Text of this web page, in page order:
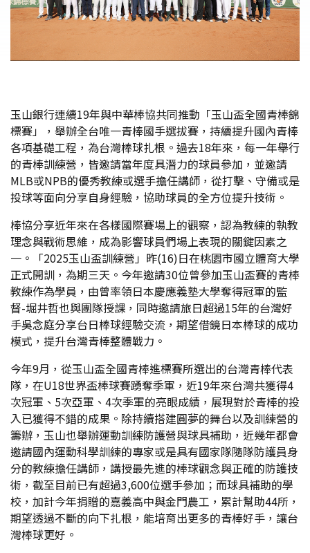
玉山銀行連續19年與中華棒協共同推動「玉山盃全國青棒錦
標賽」，舉辦全台唯一青棒國手選拔賽，持續提升國內青棒
各項基礎工程，為台灣棒球扎根。過去18年來，每一年舉行
的青棒訓練營，皆邀請當年度具潛力的球員參加，並邀請
MLB或NPB的優秀教練或選手擔任講師，從打擊、守備或是
投球等面向分享自身經驗，協助球員的全方位提升技術。
棒協分享近年來在各樣國際賽場上的觀察，認為教練的執教
理念與戰術思維，成為影響球員們場上表現的關鍵因素之
一。「2025玉山盃訓練營」昨(16)日在桃園市國立體育大學
正式開訓，為期三天。今年邀請30位曾參加玉山盃賽的青棒
教練作為學員，由曾率領日本慶應義塾大學奪得冠軍的監
督-堀井哲也與團隊授課，同時邀請旅日超過15年的台灣好
手吳念庭分享台日棒球經驗交流，期望借鏡日本棒球的成功
模式，提升台灣青棒整體戰力。
今年9月，從玉山盃全國青棒進標賽所選出的台灣青棒代表
隊，在U18世界盃棒球賽踴奪季軍，近19年來台灣共獲得4
次冠軍、5次亞軍、4次季軍的亮眼成績，展現對於青棒的投
入已獲得不錯的成果。除持續搭建圓夢的舞台以及訓練營的
籌辦，玉山也舉辦運動訓練防護營與球具補助，近幾年都會
邀請國內運動科學訓練的專家或是具有國家隊隨隊防護員身
分的教練擔任講師，講授最先進的棒球觀念與正確的防護技
術，截至目前已有超過3,600位選手參加；而球具補助的學
校，加計今年捐贈的嘉義高中與金門農工，累計幫助44所，
期望透過不斷的向下扎根，能培育出更多的青棒好手，讓台
灣棒球更好。